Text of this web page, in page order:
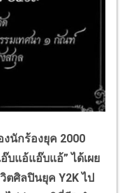
กร้องยุค 2000
บแอ้แอ๊บแอ้” ได้เผย
ตศิลปินยุค Y2Kไป